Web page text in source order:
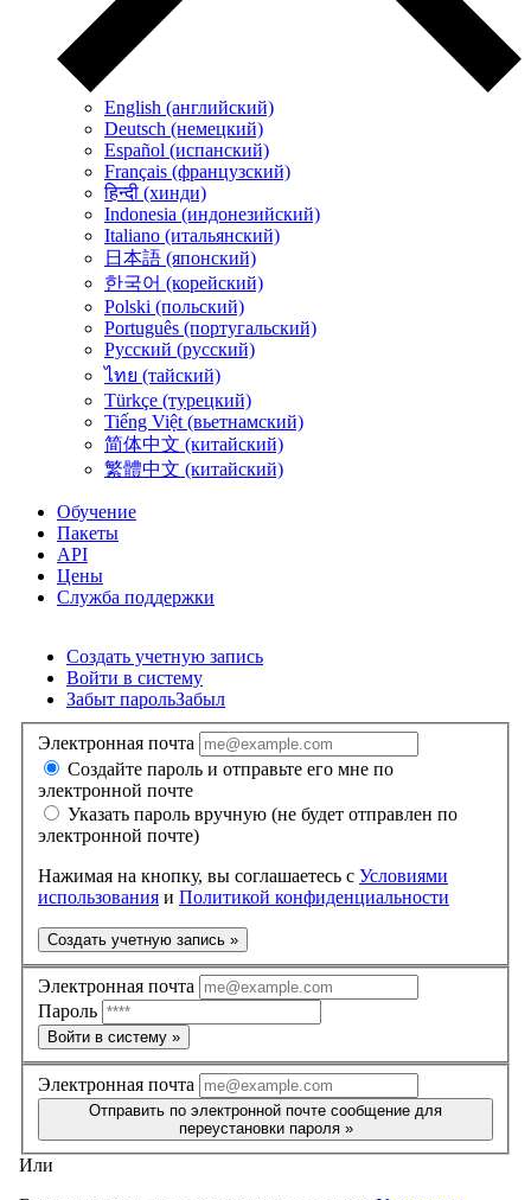
English (английский)
Deutsch (немецкий)
Español (испанский)
Français (французский)
हिन्दी (хинди)
Indonesia (индонезийский)
Italiano (итальянский)
日本語 (японский)
한국어 (корейский)
Polski (польский)
Português (португальский)
Русский (русский)
ไทย (тайский)
Türkçe (турецкий)
Tiếng Việt (вьетнамский)
简体中文 (китайский)
繁體中文 (китайский)
Обучение
Пакеты
API
Цены
Служба поддержки